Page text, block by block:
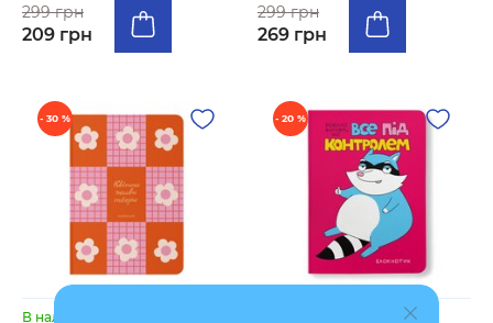
299 грн
209 грн
299 грн
269 грн
- 30 %
В наличии
- 20 %